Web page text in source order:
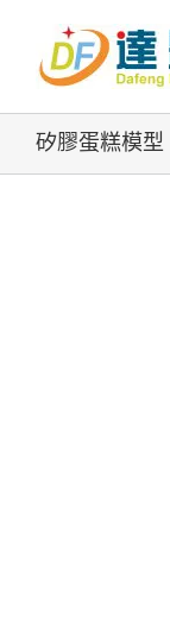
content
矽膠蛋糕模型